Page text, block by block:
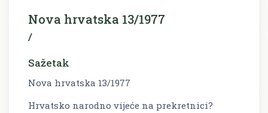
Nova hrvatska 13/1977
/
Sažetak
Nova hrvatska 13/1977
Hrvatsko narodno vijeće na prekretnici?